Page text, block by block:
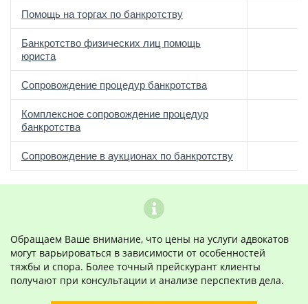
Помощь на торгах по банкротству
Банкротство физических лиц помощь
юриста
Сопровождение процедур банкротства
Комплексное сопровождение процедур
банкротства
Сопровождение в аукционах по банкротству
Обращаем Ваше внимание, что цены на услуги адвокатов
могут варьироваться в зависимости от особенностей
тяжбы и спора. Более точный прейскурант клиенты
получают при консультации и анализе перспектив дела.